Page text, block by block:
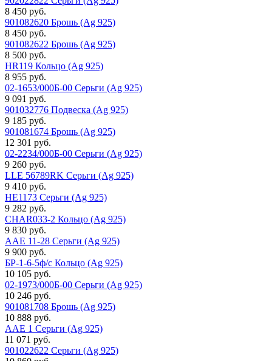
8 450 руб.
901082620 Брошь (Ag 925)
8 450 руб.
901082622 Брошь (Ag 925)
8 500 руб.
HR119 Кольцо (Ag 925)
8 955 руб.
02-1653/000Б-00 Серьги (Ag 925)
9 091 руб.
901032776 Подвеска (Ag 925)
9 185 руб.
901081674 Брошь (Ag 925)
12 301 руб.
02-2234/000Б-00 Серьги (Ag 925)
9 260 руб.
LLE 56789RK Серьги (Ag 925)
9 410 руб.
HE1173 Серьги (Ag 925)
9 282 руб.
CHAR033-2 Кольцо (Ag 925)
9 830 руб.
AAE 11-28 Серьги (Ag 925)
9 900 руб.
БР-1-6-5ф/с Кольцо (Ag 925)
10 105 руб.
02-1973/000Б-00 Серьги (Ag 925)
10 246 руб.
901081708 Брошь (Ag 925)
10 888 руб.
AAE 1 Серьги (Ag 925)
11 071 руб.
901022622 Серьги (Ag 925)